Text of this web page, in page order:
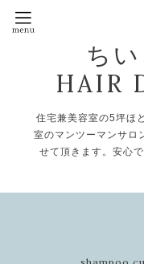
ち
HAIR
住宅兼美容室の5坪ほ
室のマンツーマンサロ
せて頂きます。安心